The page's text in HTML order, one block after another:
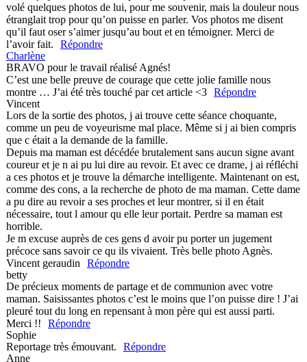
volé quelques photos de lui, pour me souvenir, mais la douleur nous
étranglait trop pour qu’on puisse en parler. Vos photos me disent
qu’il faut oser s’aimer jusqu’au bout et en témoigner. Merci de
l’avoir fait.
Répondre
Charlène
BRAVO pour le travail réalisé Agnés!
C’est une belle preuve de courage que cette jolie famille nous
montre … J’ai été très touché par cet article <3 Répondre
Vincent
Lors de la sortie des photos, j ai trouve cette séance choquante,
comme un peu de voyeurisme mal place. Même si j ai bien compris
que c était a la demande de la famille.
Depuis ma maman est décédée brutalement sans aucun signe avant
coureur et je n ai pu lui dire au revoir. Et avec ce drame, j ai réfléchi
a ces photos et je trouve la démarche intelligente. Maintenant on est,
comme des cons, a la recherche de photo de ma maman. Cette dame
a pu dire au revoir a ses proches et leur montrer, si il en était
nécessaire, tout l amour qu elle leur portait. Perdre sa maman est
horrible.
Je m excuse auprès de ces gens d avoir pu porter un jugement
précoce sans savoir ce qu ils vivaient. Très belle photo Agnès.
Vincent geraudin
Répondre
betty
De précieux moments de partage et de communion avec votre
maman. Saisissantes photos c’est le moins que l’on puisse dire ! J’ai
pleuré tout du long en repensant à mon père qui est aussi parti.
Merci !!
Répondre
Sophie
Reportage très émouvant.
Répondre
Anne